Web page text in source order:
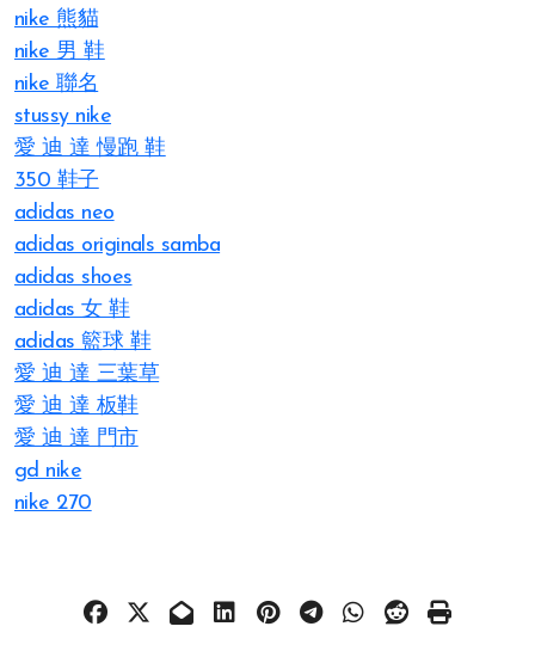
nike 熊貓
nike 男 鞋
nike 聯名
stussy nike
愛 迪 達 慢跑 鞋
350 鞋子
adidas neo
adidas originals samba
adidas shoes
adidas 女 鞋
adidas 籃球 鞋
愛 迪 達 三葉草
愛 迪 達 板鞋
愛 迪 達 門市
gd nike
nike 270